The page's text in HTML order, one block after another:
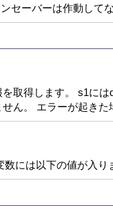
セーバーは作動して
取得します。 s1に
ん。 エラーが起きた
には以下の値が入り